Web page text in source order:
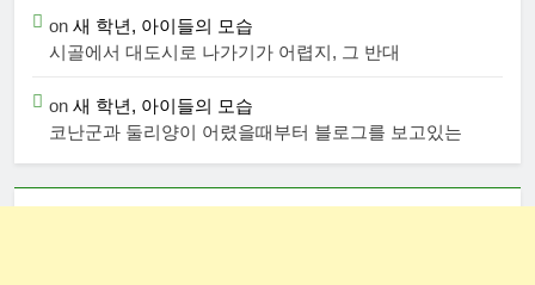
on 새 학년, 아이들의 모습
시골에서 대도시로 나가기가 어렵지, 그 반대
on 새 학년, 아이들의 모습
코난군과 둘리양이 어렸을때부터 블로그를 보고있는